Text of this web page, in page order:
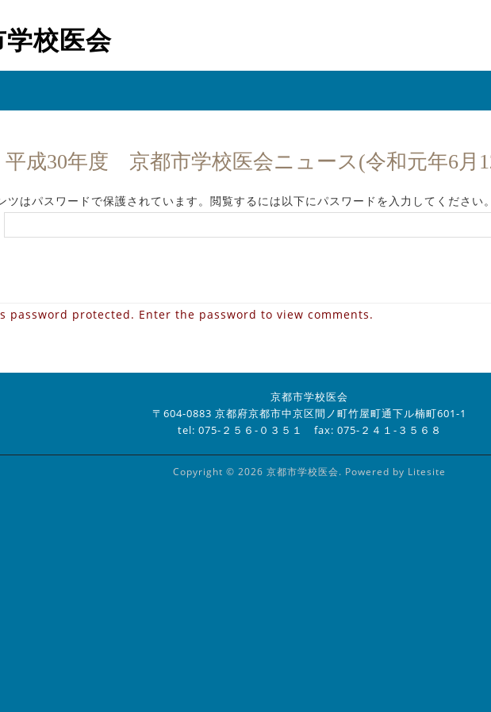
学校医会
平成30年度 京都市学校医会ニュース(令和元年6月
ツはパスワードで保護されています。閲覧するには以下にパスワードを入力してください。
password protected. Enter the password to view comments.
京都市学校医会
〒604-0883 京都府京都市中京区間ノ町竹屋町通下ル楠町601-1
tel: 075-２５６-０３５１ fax: 075-２４１-３５６８
Copyright © 2026 京都市学校医会. Powered by Litesite